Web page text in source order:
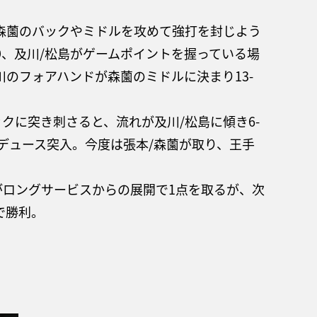
のバックやミドルを攻めて強打を封じよう
及川/松島がゲームポイントを握っている場
フォアハンドが森薗のミドルに決まり13-
に突き刺さると、流れが及川/松島に傾き6-
ース突入。今度は張本/森薗が取り、王手
ングサービスからの展開で1点を取るが、次
利。